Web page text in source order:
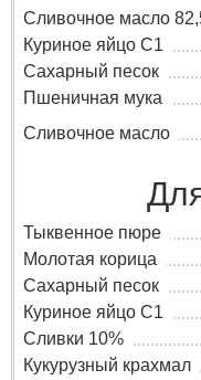
Сливочное масло
Куриное яйцо C1
Сахарный песок
Пшеничная мука
Сливочное масло
Тыквенное пюре
Молотая корица
Сахарный песок
Куриное яйцо C1
Сливки 10%
Кукурузный крахмал